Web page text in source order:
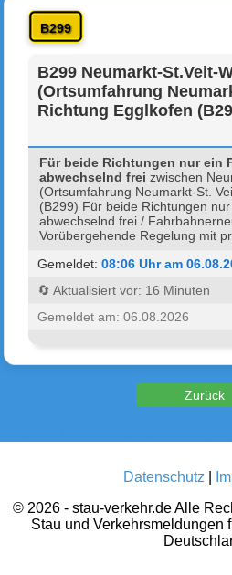
B299
B299 Neumarkt-St.Veit-
(Ortsumfahrung
Richtung Egglkofen
Für beide Richtungen nur ein
abwechselnd frei zwischen
(Ortsumfahrung Neumarkt-St.
(B299) Für beide Richtungen
abwechselnd frei /
Vorübergehende Regelung mit
Gemeldet:08:06 Uhr am
🔄 Aktualisiert vor: 16 Minuten
Gemeldet am: 06.08.2026
Datenschutz
© 2026 - stau-verkehr.de Alle
Stau und Verkehrsmeldungen